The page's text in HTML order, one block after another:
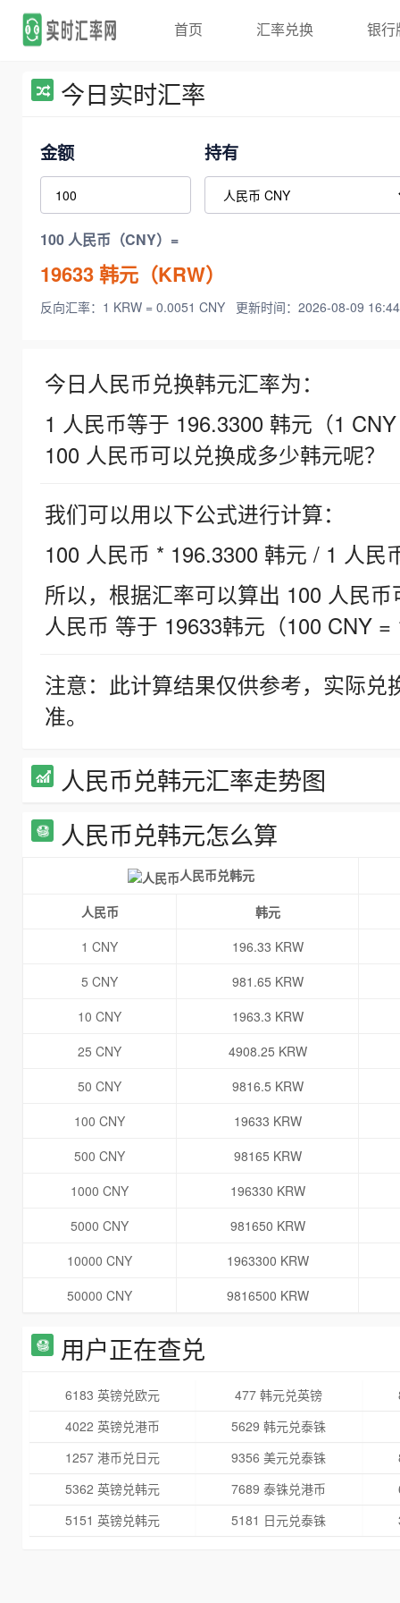
首页 汇率兑换 银行
今日实时汇率
金额 持有
100 人民币（CNY）=
19633韩元（KRW）
反向汇率：1 KRW = 0.0051 CNY 更新时间：2026-08-09
今日人民币兑换韩元汇率为：
1 人民币等于 196.3300 韩元（1
100 人民币可以兑换成多少韩元呢？
我们可以用以下公式进行计算：
100 人民币 * 196.3300 韩元 / 1 人民
所以，根据汇率可以算出 100 人民
人民币 等于 19633韩元（100 CNY =
注意：此计算结果仅供参考，实际
准。
人民币兑韩元汇率走势图
人民币兑韩元怎么算
人民币兑韩元
人民币
韩元
1 CNY
196.33 KRW
5 CNY
981.65 KRW
10 CNY
1963.3 KRW
25 CNY
4908.25 KRW
50 CNY
9816.5 KRW
100 CNY
19633 KRW
500 CNY
98165 KRW
1000 CNY
196330 KRW
5000 CNY
981650 KRW
10000 CNY
1963300 KRW
50000 CNY
9816500 KRW
用户正在查兑
6183 英镑兑欧元 477 韩元兑英镑
4022 英镑兑港币
5629 韩元兑泰铢
1257 港币兑日元
9356 美元兑泰铢
5362 英镑兑韩元
7689 泰铢兑港币
5151 英镑兑韩元
5181 日元兑泰铢